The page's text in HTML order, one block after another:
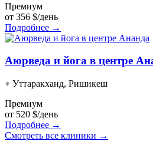
Премиум
от 356 $/день
Подробнее →
Аюрведа и йога в центре
Уттаракханд, Ришикеш
Премиум
от 520 $/день
Подробнее →
Смотреть все клиники →